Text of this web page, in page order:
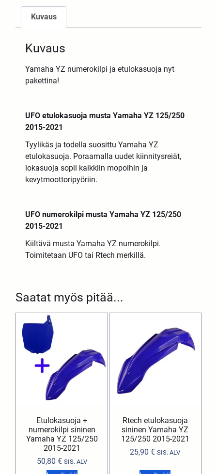
Saatat myös pitää...
Etulokasuoja +
numerokilpi sininen
Yamaha YZ 125/250
2015-2021
50,80 € SIS. ALV
Rtech etulokasuoja
sininen Yamaha YZ
125/250 2015-2021
25,90€ SIS. ALV
Kuvaus
Kuvaus
Yamaha YZ numerokilpi ja etulokasuoja nyt
pakettina!
UFO etulokasuoja musta Yamaha YZ 125/250
2015-2021
Tyylikäs ja todella suosittu Yamaha YZ
etulokasuoja. Poraamalla uudet kiinnitysreiät,
lokasuoja sopii kaikkiin mopoihin ja
kevytmoottoripyöriin.
UFO numerokilpi musta Yamaha YZ 125/250
2015-2021
Kiiltävä musta Yamaha YZ numerokilpi.
Toimitetaan UFO tai Rtech merkillä.